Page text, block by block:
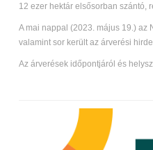
12 ezer hektár elsősorban szántó,
A mai nappal (2023. május 19.) az
valamint sor került az árverési
Az árverések időpontjáról és